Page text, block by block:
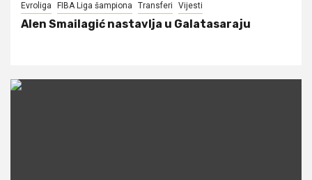
Evroliga FIBA Liga šampiona Transferi Vijesti
Alen Smailagić nastavlja u Galatasaraju